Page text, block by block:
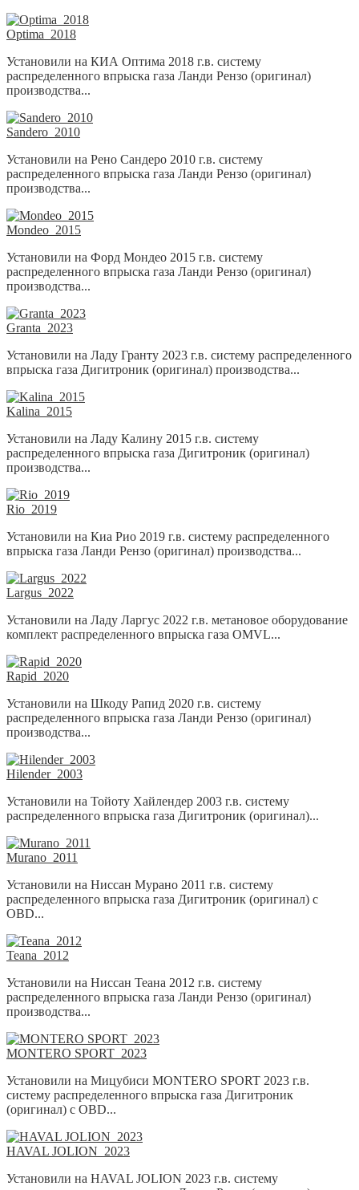
Optima_2018
Установили на КИА Оптима 2018 г.в. систему
распределенного впрыска газа Ланди Рензо (оригинал)
производства...
Sandero_2010
Установили на Рено Сандеро 2010 г.в. систему
распределенного впрыска газа Ланди Рензо (оригинал)
производства...
Mondeo_2015
Установили на Форд Мондео 2015 г.в. систему
распределенного впрыска газа Ланди Рензо (оригинал)
производства...
Granta_2023
Установили на Ладу Гранту 2023 г.в. систему распределенного
впрыска газа Дигитроник (оригинал) производства...
Kalina_2015
Установили на Ладу Калину 2015 г.в. систему
распределенного впрыска газа Дигитроник (оригинал)
производства...
Rio_2019
Установили на Киа Рио 2019 г.в. систему распределенного
впрыска газа Ланди Рензо (оригинал) производства...
Largus_2022
Установили на Ладу Ларгус 2022 г.в. метановое оборудование
комплект распределенного впрыска газа OMVL...
Rapid_2020
Установили на Шкоду Рапид 2020 г.в. систему
распределенного впрыска газа Ланди Рензо (оригинал)
производства...
Hilender_2003
Установили на Тойоту Хайлендер 2003 г.в. систему
распределенного впрыска газа Дигитроник (оригинал)...
Murano_2011
Установили на Ниссан Мурано 2011 г.в. систему
распределенного впрыска газа Дигитроник (оригинал) с
OBD...
Teana_2012
Установили на Ниссан Теана 2012 г.в. систему
распределенного впрыска газа Ланди Рензо (оригинал)
производства...
MONTERO SPORT_2023
Установили на Мицубиси MONTERO SPORT 2023 г.в.
систему распределенного впрыска газа Дигитроник
(оригинал) с OBD...
HAVAL JOLION_2023
Установили на HAVAL JOLION 2023 г.в. систему